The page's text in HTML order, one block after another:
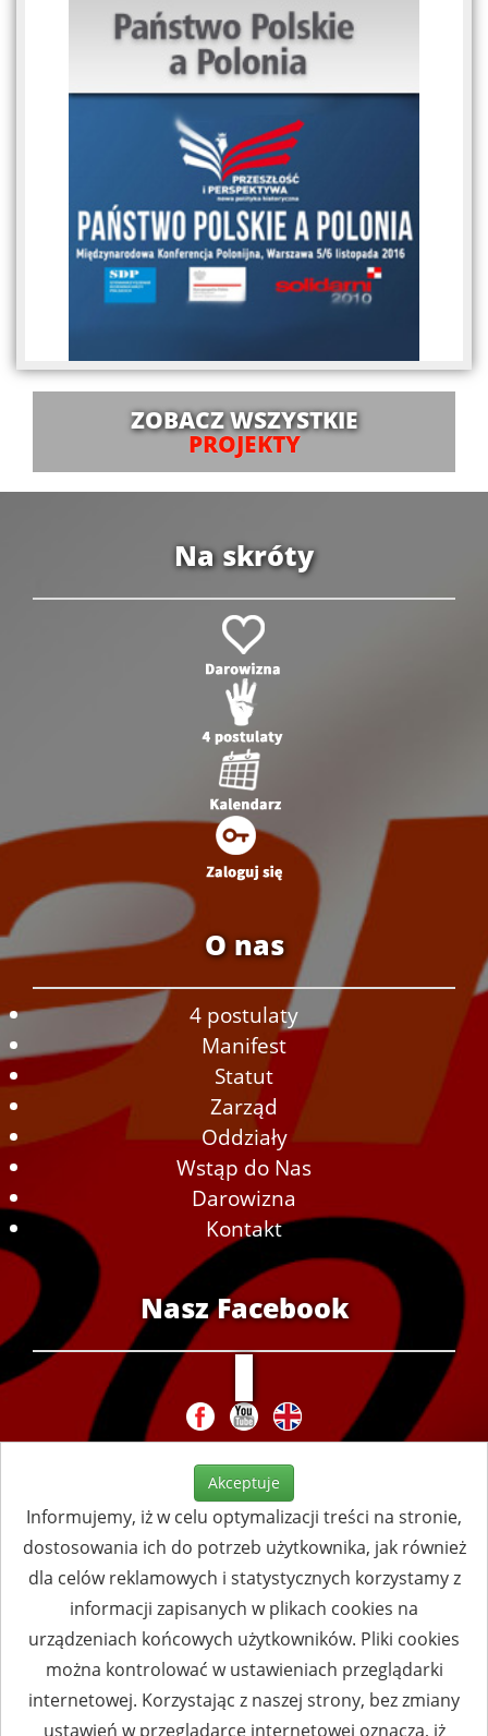
ZOBACZ WSZYSTKIE
PROJEKTY
Na skróty
O nas
4 postulaty
Manifest
Statut
Zarząd
Oddziały
Wstąp do Nas
Darowizna
Kontakt
Nasz Facebook
Akceptuje
Informujemy, iż w celu optymalizacji treści na stronie,
dostosowania ich do potrzeb użytkownika, jak również
dla celów reklamowych i statystycznych korzystamy z
informacji zapisanych w plikach cookies na
urządzeniach końcowych użytkowników. Pliki cookies
można kontrolować w ustawieniach przeglądarki
internetowej. Korzystając z naszej strony, bez zmiany
ustawień w przeglądarce internetowej oznacza, iż